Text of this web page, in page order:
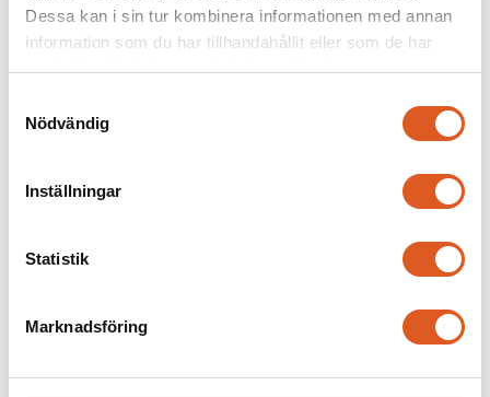
Dessa kan i sin tur kombinera informationen med annan
information som du har tillhandahållit eller som de har
samlat in när du har använt deras tjänster.
Nödvändig
Inställningar
Statistik
Marknadsföring
AB 25 och ABPU 25 – vad händer nu?